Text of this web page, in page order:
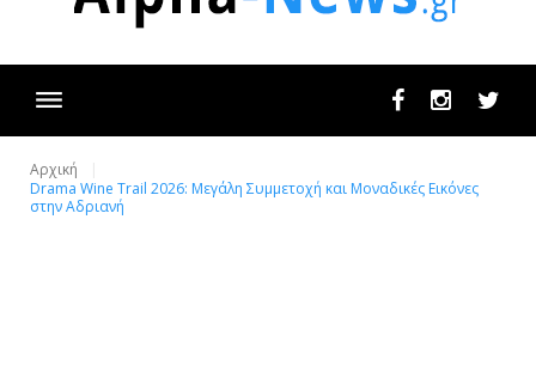
FacebookInstagram
Αρχική
Drama Wine Trail 2026: Μεγάλη Συμμετοχή και Μοναδικές Εικόνες
στην Αδριανή